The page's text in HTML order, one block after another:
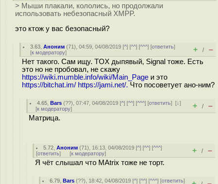
> Мыши плакали, кололись, но продолжали
использовать небезопасный XMPP.
это ктож у вас безопасный?
3.63 ,Аноним (71), 04:59, 04/08/2019 [^] [^^] [^^^] [ответить]
[к модератору] + / –
Нет такого. Сам ищу. TOX дыпявый, Signal тоже. Есть
это но не пробовал, не скажу
https://wiki.mumble.info/wiki/Main_Page и это
https://bitchat.im/ https://jami.net/. Что посоветует ано-ним?
4.65 ,Bars (??), 07:47, 04/08/2019 [^] [^^] [^^^] [ответить][↓]
[к модератору] + / –
Матрица.
5.72 ,Аноним (71), 16:13, 04/08/2019 [^] [^^] [^^^]
[ответить] [к модератору] + / –
Я чёт слышал что MAtrix тоже не торт.
6.79 ,Bars (??), 18:42, 04/08/2019 [^] [^^] [^^^] [ответить]